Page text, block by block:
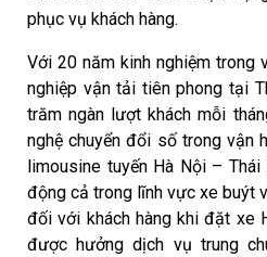
phục vụ khách hàng.
Với 20 năm kinh nghiệm trong
nghiệp vận tải tiên phong tại
trăm ngàn lượt khách mỗi
nghệ chuyển đổi số trong vận
limousine tuyến Hà Nội –
động cả trong lĩnh vực xe buýt
đối với khách hàng khi đặt xe
được hưởng dịch vụ trung